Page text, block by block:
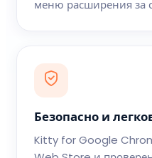
меню расширения за
Безопасно и
Kitty for Google